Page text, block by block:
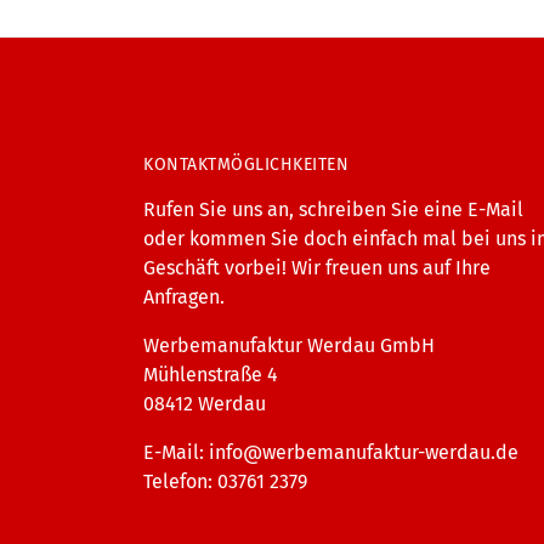
KONTAKTMÖGLICHKEITEN
Rufen Sie uns an, schreiben Sie eine E-Mail
oder kommen Sie doch einfach mal bei uns
Geschäft vorbei! Wir freuen uns auf Ihre
Anfragen.
Werbemanufaktur Werdau GmbH
Mühlenstraße 4
08412 Werdau
E-Mail: info@werbemanufaktur-werdau.de
Telefon: 03761 2379